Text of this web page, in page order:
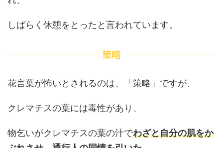
しばらく休憩をとったと言われています。
策略
花言葉が怖いとされるのは、「策略」ですが、
クレマチスの葉には毒性があり、
物乞いがクレマチスの葉の汁でわざと自分の肌をか